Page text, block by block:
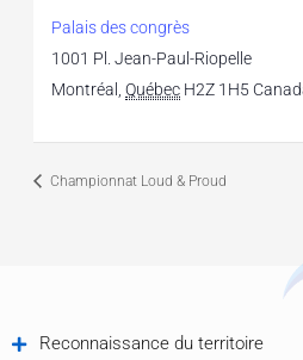
Palais des congrès
1001 Pl. Jean-Paul-Riopelle
Montréal , Québec H2Z 1H5
Championnat Loud & Proud
Reconnaissance du territoire